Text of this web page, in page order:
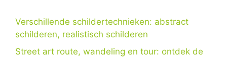
Verschillende schildertechnieken: abstract
schilderen, realistisch schilderen
Street art route, wandeling en tour: ontdek de